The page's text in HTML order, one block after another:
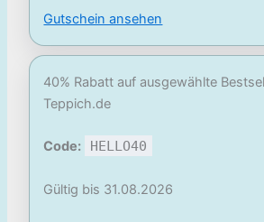
Gutschein ansehen
40% Rabatt auf ausgewählte
Teppich.de
Code: HELLO40
Gültig bis 31.08.2026